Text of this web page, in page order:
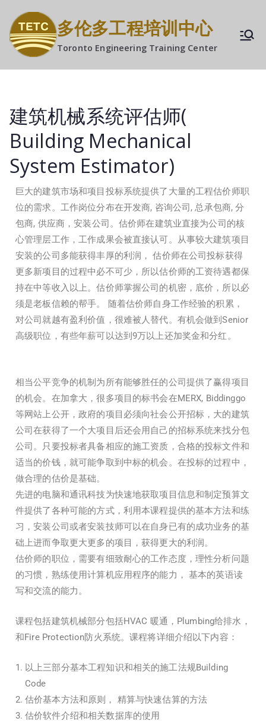
多伦多工程培训中心
Toronto Engineering Training Center
建筑机械系统评估师(
Building Mechanical
System Estimator)
巨大的建筑市场和项目投标系统提供了大量的工程估价师职
位的需求。工作岗位分布在开发商, 咨询公司, 总承包商, 分
包商, 供应商，安装公司。估价师在建筑业直接为公司的核
心管理层工作，工作成果会被直接认可。从事较大建筑项目
安装的公司多能获得丰厚的利润， 估价师在公司投标获得
更多新项目的过程中必不可少，所以估价师的工资待遇都保
持在中等收入以上。估价师掌握公司的机密，底价，所以必
须是老板信赖的帮手。 随着估价师自身工作经验的积累，
对公司就越有盈利价值，很难被人替代。有机会做到Senior
高级职位，有些年薪可以达到9万以上还加奖金和分红。
相当公平竞争的机制为所有能够胜任的公司提供了赢得项目
的机会。在加拿大，很多项目的标书会在MERX, Biddinggo
等网站上公开，政府的项目必须向社会公开招标，大的建筑
公司在获得了一个大项目后还会用自己的招标系统来找分包
公司。只要投标者具备相应的施工资质，合格的投标文件和
适当的价钱，就可能争取到中标的机会。在投标的过程中，
做合理的估价是基础。
先进的电脑和通讯科技为快速地获取项目信息和制定预算文
件提供了各种可能的方式，利用本课程提供的基本方法和练
习，安装公司或者安装技师可以在自身已有的成功业务的基
础上进而争取更大更多的项目，获得更大的利润。
估价师的职位，需要有细致耐心的工作态度，理性分析问题
的习惯，熟练使用计算机应用程序的能力， 基本的英语读
写和交流的能力。
课程包括建筑机械部分包括HVAC 暖通，Plumbing给排水，
和Fire Protection防火系统。课程将详细介绍以下内容：
以上三部分基本工程知识和相关的施工法规Building
Code
估价基本方法和原则， 精算与快速估算的方法
估价软件介绍和相关数据库的使用